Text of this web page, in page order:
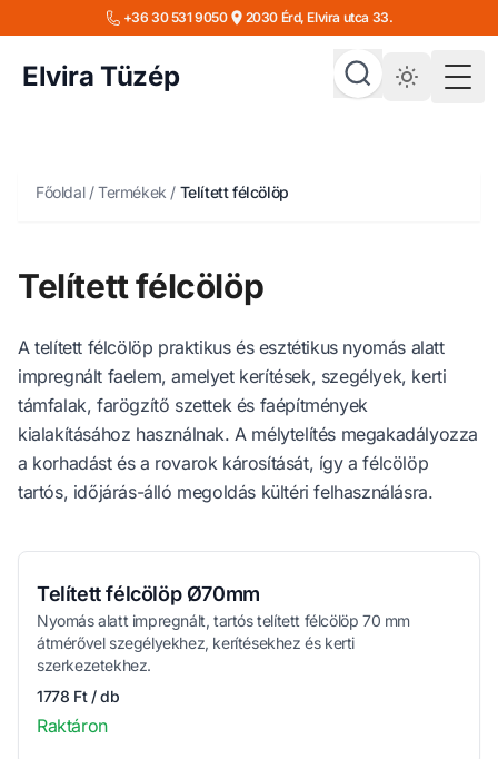
+36 30 531 9050 2030 Érd, Elvira utca 33.
Elvira Tüzép
Főoldal/Termékek / Telített félcölöp
Telített félcölöp
A telített félcölöp praktikus és esztétikus nyomás alatt
impregnált faelem, amelyet kerítések, szegélyek, kerti
támfalak, farögzítő szettek és faépítmények
kialakításához használnak. A mélytelítés megakadályozza
a korhadást és a rovarok károsítását, így a félcölöp
tartós, időjárás-álló megoldás kültéri felhasználásra.
Telített félcölöp Ø70mm
Nyomás alatt impregnált, tartós telített félcölöp 70 mm
átmérővel szegélyekhez, kerítésekhez és kerti
szerkezetekhez.
1778 Ft / db
Raktáron